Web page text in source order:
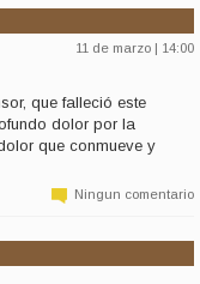
11 de marzo | 14:00
que falleció este
dolor por la
que conmueve y
Ningun comentario